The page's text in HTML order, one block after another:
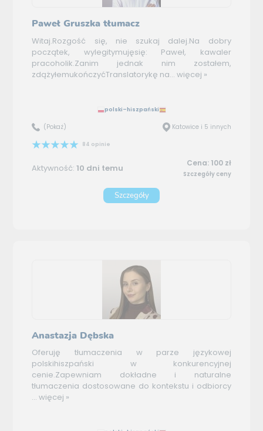
Paweł Gruszka tłumacz
Witaj.Rozgość się, nie szukaj dalej.Na dobry
początek, wylegitymujęsię: Paweł, kawaler
pracoholik.Zanim jednak nim zostałem,
zdążyłemukończyćTranslatorykę na... więcej »
polski–hiszpański
(Pokaż) Katowice i 5 innych
84 opinie
Aktywność:10 dni temu Cena: 100 zł
Szczegóły ceny
Szczegóły
Anastazja Dębska
Oferuję tłumaczenia w parze językowej
polskihiszpański w konkurencyjnej
cenie.Zapewniam dokładne i naturalne
tłumaczenia dostosowane do kontekstu i odbiorcy
... więcej »